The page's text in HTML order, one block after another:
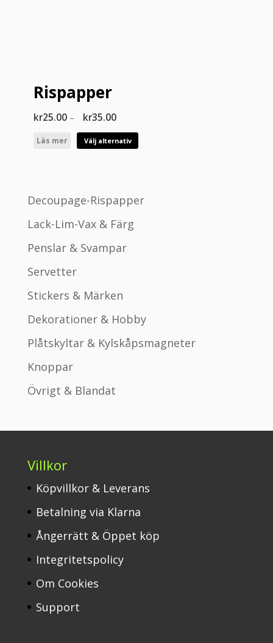
Rispapper
kr25.00 – kr35.00Prisintervall:
kr25.00
till
Läs mer Välj alternativ
Den
här
flera
väljas
produktsidan
Decoupage-Rispapper
Lack-Lim-Vax & Färg
Penslar & Svampar
Servetter
Stickers & Märken
Dekorationer & Hobby
Plåtskyltar & Kylskåpsmagneter
Knoppar
Övrigt & Blandat
Villkor
Köpvillkor & Leverans
Betalning via Klarna
Ångerrätt & Öppet köp
Integritetspolicy
Om Cookies
Support